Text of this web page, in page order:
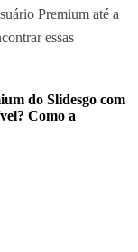
Premium até a
essas
do Slidesgo com
Como a